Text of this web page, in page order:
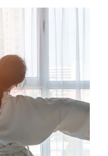
certificeringer